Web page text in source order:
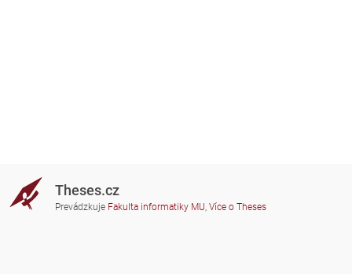
Theses.cz
Prevádzkuje Fakulta informatiky MU, Více o Theses